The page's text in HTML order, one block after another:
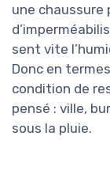
une chaussure
sent vite
Donc en
condition de
pensé : ville,
sous la pluie.